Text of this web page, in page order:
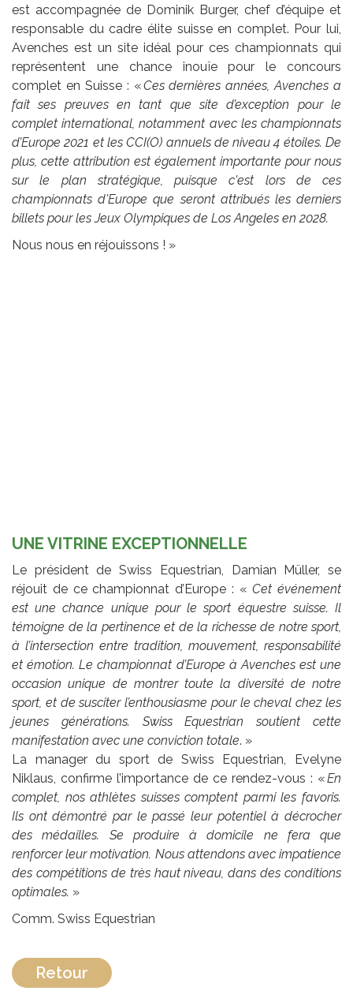
est accompagnée de Dominik Burger, chef d’équipe et
responsable du cadre élite suisse en complet. Pour lui,
Avenches est un site idéal pour ces championnats qui
représentent une chance inouïe pour le concours
complet en Suisse : «Ces dernières années, Avenches a
fait ses preuves en tant que site d’exception pour le
complet international, notamment avec les championnats
d’Europe 2021 et les CCI(O) annuels de niveau 4 étoiles. De
plus, cette attribution est également importante pour nous
sur le plan stratégique, puisque c'est lors de ces
championnats d'Europe que seront attribués les derniers
billets pour les Jeux Olympiques de Los Angeles en 2028.
Nous nous en réjouissons ! »
UNE VITRINE EXCEPTIONNELLE
Le président de Swiss Equestrian, Damian Müller, se
réjouit de ce championnat d’Europe : «Cet événement
est une chance unique pour le sport équestre suisse. Il
témoigne de la pertinence et de la richesse de notre sport,
à l’intersection entre tradition, mouvement, responsabilité
et émotion. Le championnat d’Europe à Avenches est une
occasion unique de montrer toute la diversité de notre
sport, et de susciter l’enthousiasme pour le cheval chez les
jeunes générations. Swiss Equestrian soutient cette
manifestation avec une conviction totale. »
La manager du sport de Swiss Equestrian, Evelyne
Niklaus, confirme l’importance de ce rendez-vous : «En
complet, nos athlètes suisses comptent parmi les favoris.
Ils ont démontré par le passé leur potentiel à décrocher
des médailles. Se produire à domicile ne fera que
renforcer leur motivation. Nous attendons avec impatience
des compétitions de très haut niveau, dans des conditions
optimales. »
Comm. Swiss Equestrian
Retour